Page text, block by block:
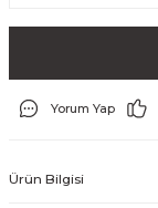
Yorum Yap
Ürün Bilgisi